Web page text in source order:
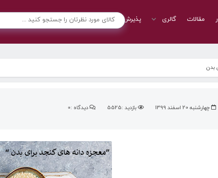
مقالات گالری پذیرش نمایندگی تماس با ما
بدن
چهارشنبه 20 اسفند 1399 بازدید :5525 دیدگاه :0